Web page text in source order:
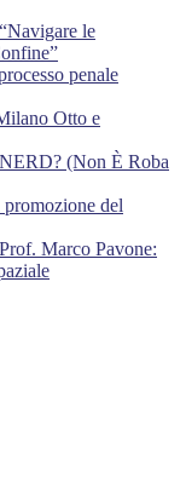
le
penale
Otto e
(Non È Roba
del
Marco Pavone: